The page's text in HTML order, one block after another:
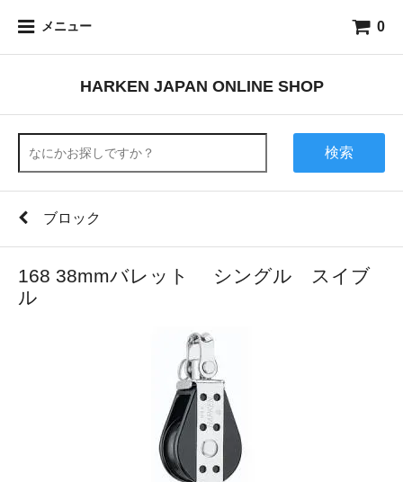
メニュー 0
HARKEN JAPAN ONLINE SHOP
検索
ブロック
168 38mmバレット シングル スイブ
ル